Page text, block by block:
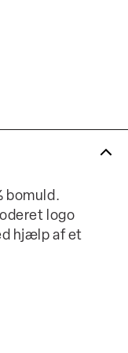
bomuld.
logo
hjælp af et